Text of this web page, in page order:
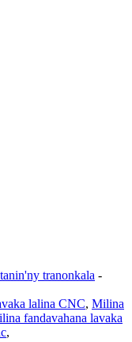
tranonkala -
lalina CNC, Milina
fandavahana lavaka
,